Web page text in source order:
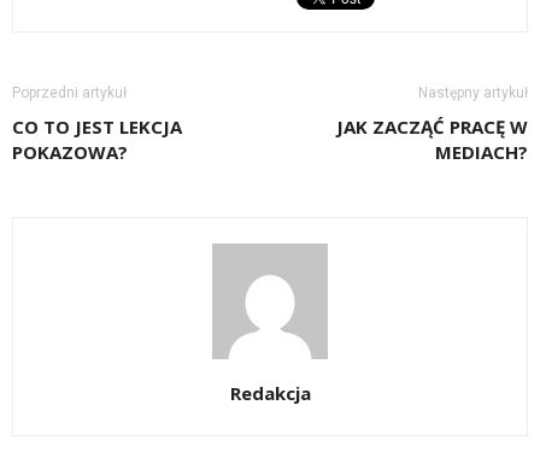
Poprzedni artykuł
CO TO JEST LEKCJA
POKAZOWA?
Następny artykuł
JAK ZACZĄĆ PRACĘ W
MEDIACH?
Redakcja